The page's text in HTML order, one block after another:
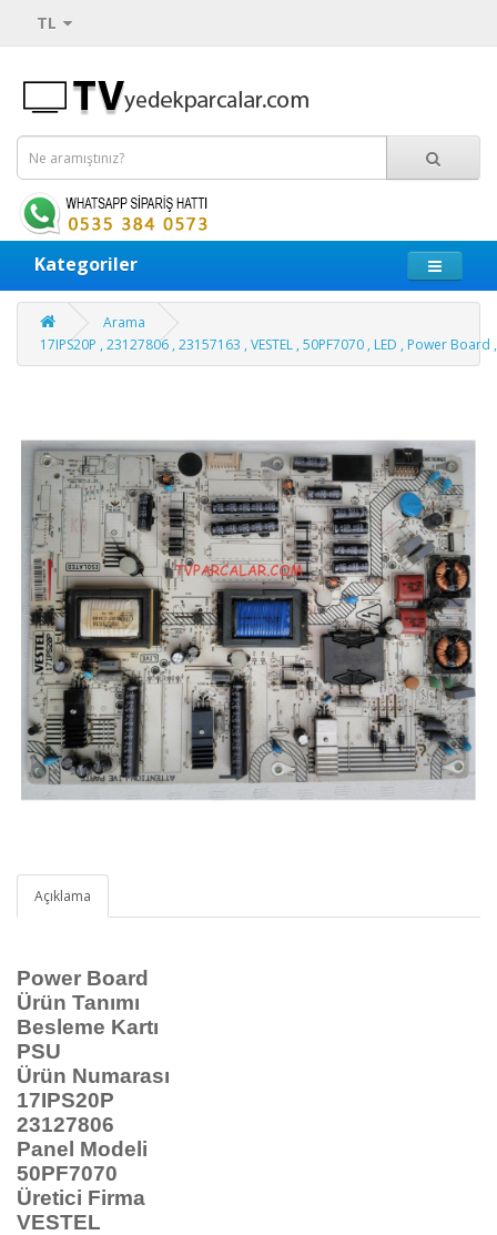
TL
Kategoriler
Arama
17IPS20P , 23127806 , 23157163 , VESTEL , 50PF7070 , LED , Power Board
Açıklama
Power Board
Ürün Tanımı
Besleme Kartı
PSU
Ürün Numarası
17IPS20P
23127806
Panel Modeli
50PF7070
Üretici Firma
VESTEL